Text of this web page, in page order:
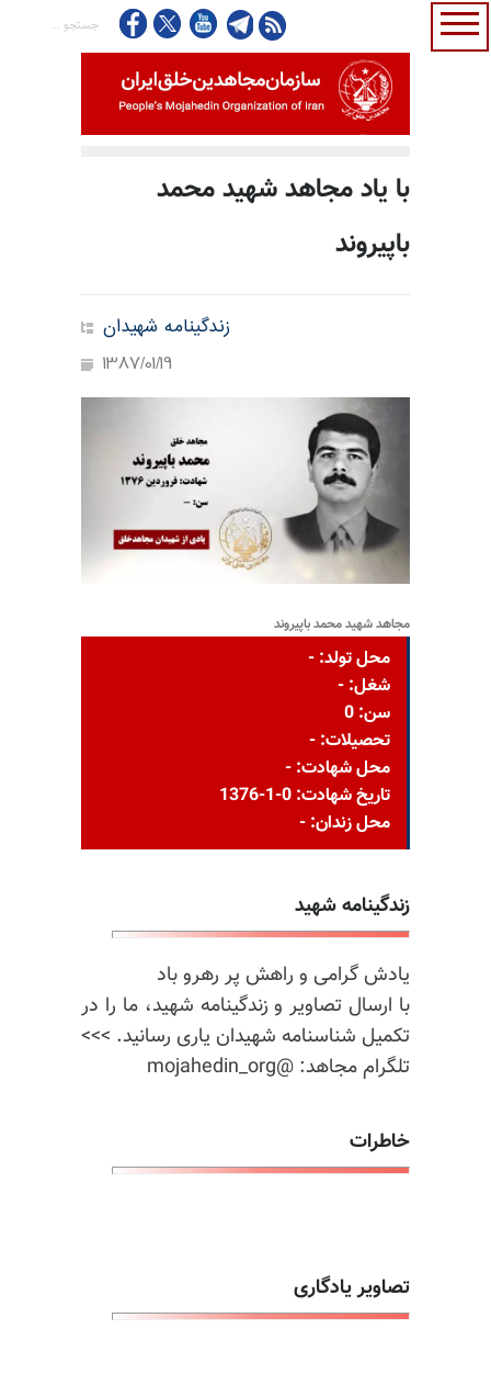
با یاد مجاهد شهید محمد
باپیروند
زندگینامه شهیدان
1387/01/19
مجاهد شهید محمد باپیروند
محل تولد: -
شغل: -
سن: 0
تحصیلات: -
محل شهادت: -
تاریخ شهادت: 0-1-1376
محل زندان: -
زندگینامه شهید
یادش گرامی و راهش پر رهرو باد
با ارسال تصاویر و زندگینامه شهید، ما را در
تکمیل شناسنامه شهیدان یاری رسانید. >>>
تلگرام مجاهد: @mojahedin_org
خاطرات
تصاویر یادگاری